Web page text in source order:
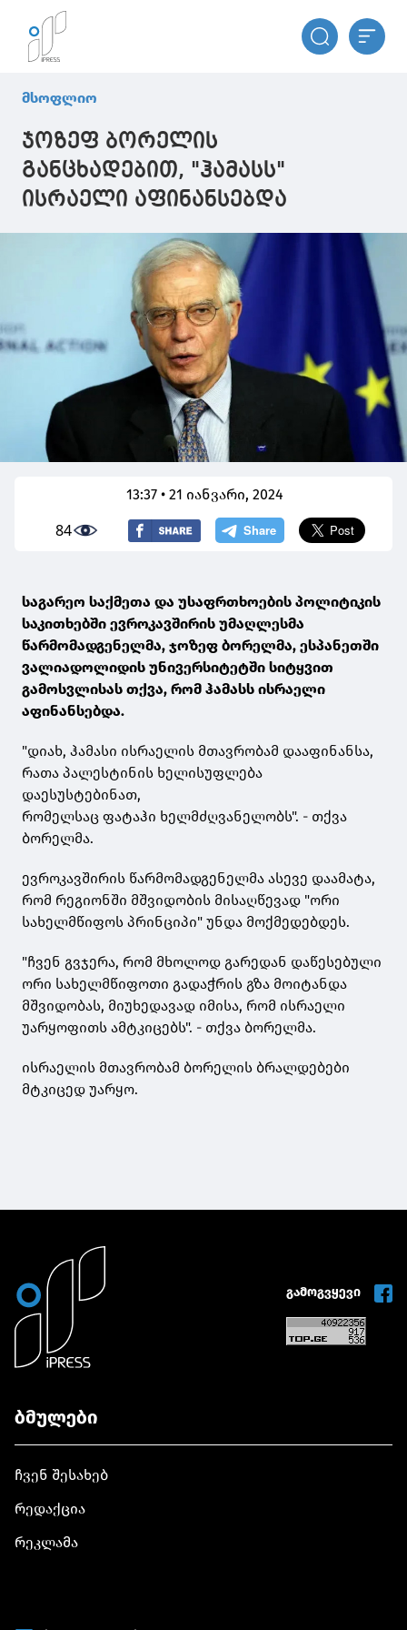
მსოფლიო
ჯოზეფ ბორელის
განცხადებით, "ჰამასს"
ისრაელი აფინანსებდა
13:37 • 21 იანვარი, 2024
84
საგარეო საქმეთა და უსაფრთხოების პოლიტიკის
საკითხებში ევროკავშირის უმაღლესმა
წარმომადგენელმა, ჯოზეფ ბორელმა, ესპანეთში
ვალიადოლიდის უნივერსიტეტში სიტყვით
გამოსვლისას თქვა, რომ ჰამასს ისრაელი
აფინანსებდა.
"დიახ, ჰამასი ისრაელის მთავრობამ დააფინანსა,
რათა პალესტინის ხელისუფლება
დაესუსტებინათ,
რომელსაც ფატაჰი ხელმძღვანელობს". - თქვა
ბორელმა.
ევროკავშირის წარმომადგენელმა ასევე დაამატა,
რომ რეგიონში მშვიდობის მისაღწევად "ორი
სახელმწიფოს პრინციპი" უნდა მოქმედებდეს.
"ჩვენ გვჯერა, რომ მხოლოდ გარედან დაწესებული
ორი სახელმწიფოთი გადაჭრის გზა მოიტანდა
მშვიდობას, მიუხედავად იმისა, რომ ისრაელი
უარყოფითს ამტკიცებს". - თქვა ბორელმა.
ისრაელის მთავრობამ ბორელის ბრალდებები
მტკიცედ უარყო.
გამოგვყევი
ბმულები
ჩვენ შესახებ
რედაქცია
რეკლამა